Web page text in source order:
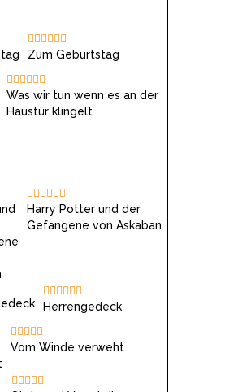
Zum Geburtstag
Was wir tun wenn es an der
Haustür klingelt
Harry Potter und der
Gefangene von Askaban
Herrengedeck
Vom Winde verweht